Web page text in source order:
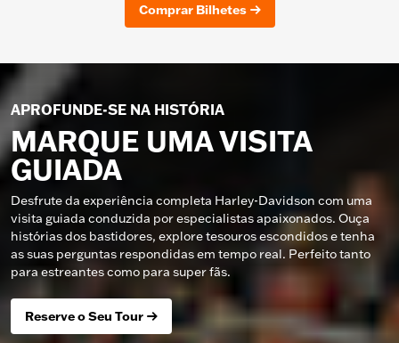
Comprar Bilhetes
APROFUNDE-SE NA HISTÓRIA
MARQUE UMA VISITA
GUIADA
Desfrute da experiência completa Harley-Davidson com uma
visita guiada conduzida por especialistas apaixonados. Ouça
histórias dos bastidores, explore tesouros escondidos e tenha
as suas perguntas respondidas em tempo real. Perfeito tanto
para estreantes como para super fãs.
Reserve o Seu Tour